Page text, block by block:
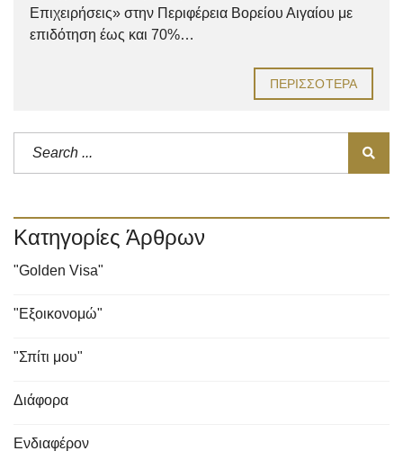
Επιχειρήσεις» στην Περιφέρεια Βορείου Αιγαίου με
επιδότηση έως και 70%…
ΠΕΡΙΣΣΌΤΕΡΑ
Κατηγορίες Άρθρων
"Golden Visa"
"Εξοικονομώ"
"Σπίτι μου"
Διάφορα
Ενδιαφέρον